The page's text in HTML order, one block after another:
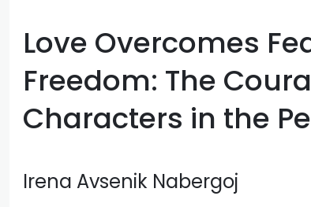
Love Overcomes
Freedom: The
Characters in the
Irena Avsenik Nabergoj